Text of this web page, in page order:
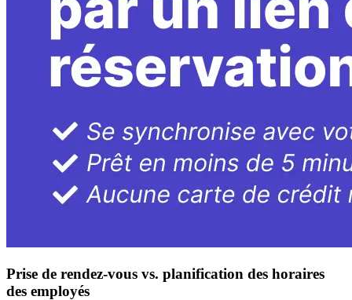
Prise de rendez-vous vs. planification des horaires
des employés